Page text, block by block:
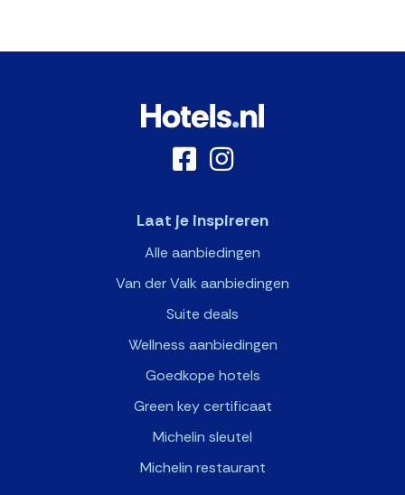
Laat je inspireren
Alle aanbiedingen
Van der Valk aanbiedingen
Suite deals
Wellness aanbiedingen
Goedkope hotels
Green key certificaat
Michelin sleutel
Michelin restaurant